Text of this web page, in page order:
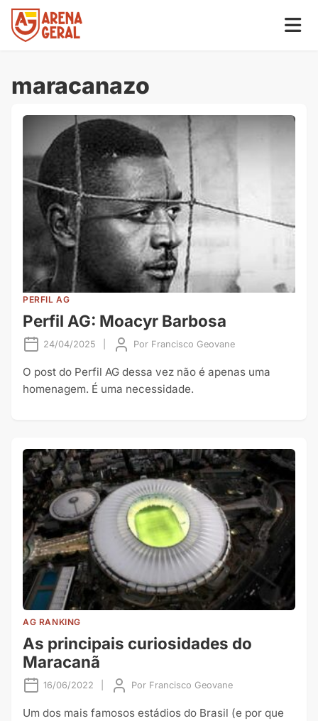
maracanazo
PERFIL AG
Perfil AG: Moacyr Barbosa
24/04/2025 Por Francisco Geovane
O post do Perfil AG dessa vez não é apenas uma
homenagem. É uma necessidade.
AG RANKING
As principais curiosidades do
Maracanã
16/06/2022 Por Francisco Geovane
Um dos mais famosos estádios do Brasil (e por que